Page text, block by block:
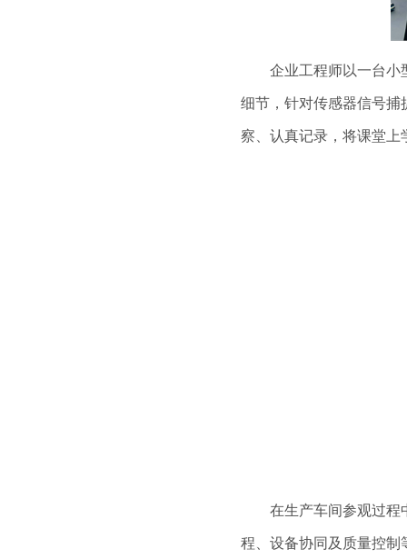
企业工程师以一台小型
细节，针对传感器信号捕
察、认真记录，将课堂上
在生产车间参观过程中
程、设备协同及质量控制